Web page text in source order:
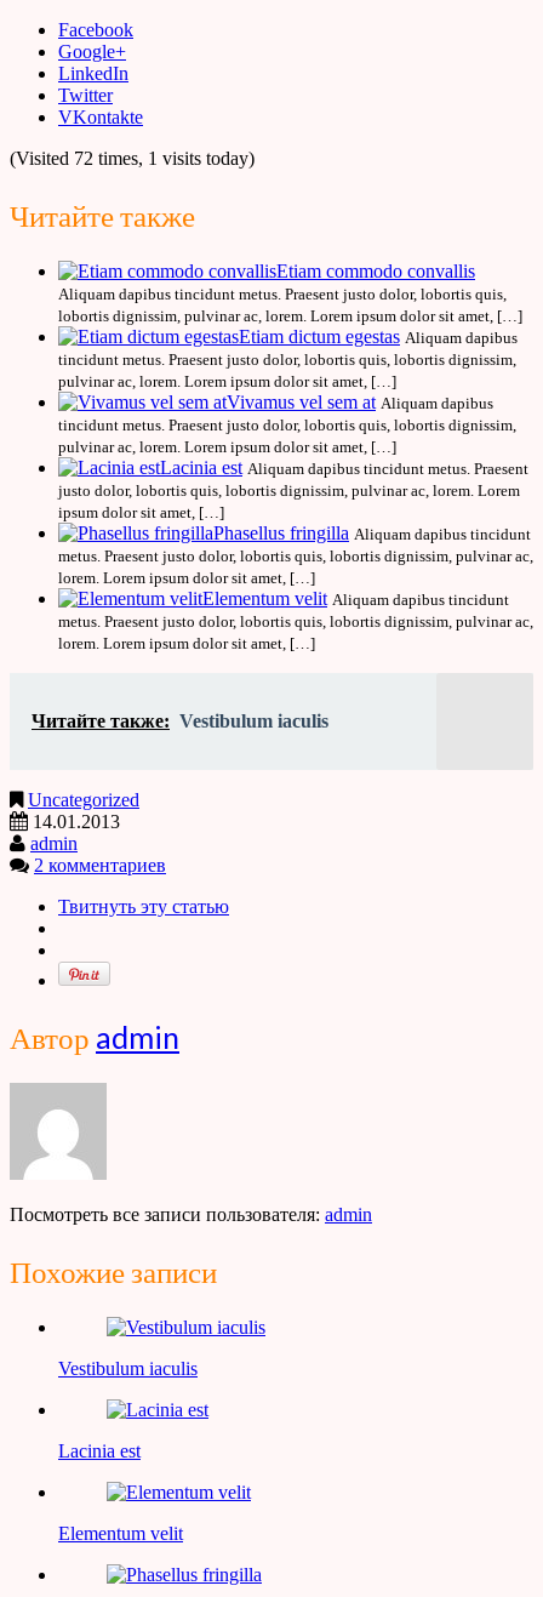
Facebook
Google+
LinkedIn
Twitter
VKontakte
(Visited 72 times, 1 visits today)
Читайте также
Etiam commodo convallis
Aliquam dapibus tincidunt metus. Praesent justo dolor, lobortis quis,
lobortis dignissim, pulvinar ac, lorem. Lorem ipsum dolor sit amet, […]
Etiam dictum egestas Aliquam dapibus
tincidunt metus. Praesent justo dolor, lobortis quis, lobortis dignissim,
pulvinar ac, lorem. Lorem ipsum dolor sit amet, […]
Vivamus vel sem at Aliquam dapibus
tincidunt metus. Praesent justo dolor, lobortis quis, lobortis dignissim,
pulvinar ac, lorem. Lorem ipsum dolor sit amet, […]
Lacinia est Aliquam dapibus tincidunt metus. Praesent
justo dolor, lobortis quis, lobortis dignissim, pulvinar ac, lorem. Lorem
ipsum dolor sit amet, […]
Phasellus fringilla Aliquam dapibus tincidunt
metus. Praesent justo dolor, lobortis quis, lobortis dignissim, pulvinar ac,
lorem. Lorem ipsum dolor sit amet, […]
Elementum velit Aliquam dapibus tincidunt
metus. Praesent justo dolor, lobortis quis, lobortis dignissim, pulvinar ac,
lorem. Lorem ipsum dolor sit amet, […]
Читайте также: Vestibulum iaculis
Uncategorized
14.01.2013
admin
2 комментариев
Твитнуть эту статью
Автор admin
Посмотреть все записи пользователя: admin
Похожие записи
Vestibulum iaculis
Lacinia est
Elementum velit